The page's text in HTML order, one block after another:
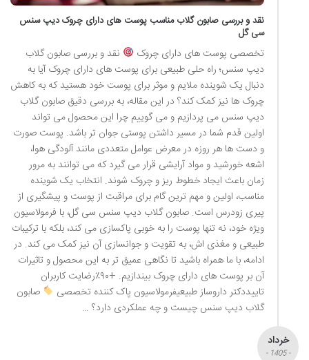
نقد و بررسی صابون گلاب مناسب پوست های دارای چروک دیپ سنس
سی گل
تخصصی پوست های دارای چروک
نقد و بررسی صابون گلاب
دیپ سنس؛ راه حلی طبیعی برای پوست های دارای چروک آیا به
دنبال یک شوینده ملایم و موثر برای پوست خود هستید که به کاهش
چروک ها نیز کمک کند؟ در این مقاله، به بررسی دقیق صابون گلاب
دیپ سنس می پردازیم و می گوییم چرا این محصول می تواند
اولین قدم شما در مسیر داشتن پوستی جوان تر باشد. پوست صورت
و دست ها هر روزه در معرض عوامل متعددی مانند آلودگی هوا،
اشعه خورشید و مواد آرایشی قرار می گیرد که می توانند به مرور
زمان باعث ایجاد خطوط ریز و چروک شوند. انتخاب یک شوینده
مناسب، اولین و مهم ترین گام برای مراقبت از پوست و پیشگیری از
پیری زودرس است. صابون گلاب دیپ سنس سی گل، با فرمولاسیون
ویژه خود، نه تنها پوست را به خوبی پاکسازی می کند، بلکه با ترکیبات
طبیعی و مغذی اش، به تقویت و جوانسازی آن نیز کمک می کند. در
ادامه، با ما همراه باشید تا نگاهی عمیق تر به این محصول و تاثیرات
آن بر پوست های دارای چروک بیندازیم. +۹۰٪رضایت کاربران
تاییددکتر داروساز طبیعیفرمولاسیون پاک کننده تخصصی
صابون
گلاب دیپ سنس چیست و چه عملکردی دارد؟ …
خرداد
- 1405 -